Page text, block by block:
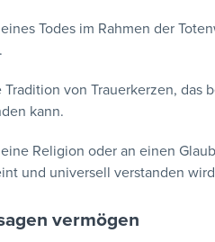
Todes im Rahmen der
von Trauerkerzen,
kann.
Religion oder an einen
und universell verstanden
vermögen